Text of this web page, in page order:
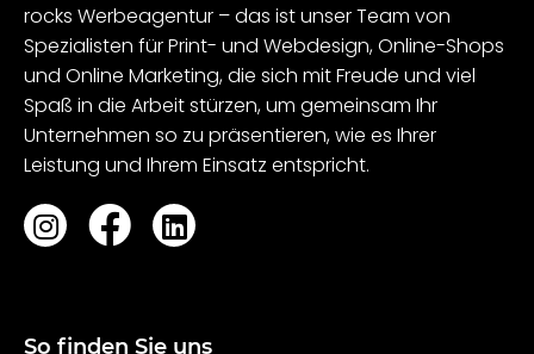
rocks Werbeagentur – das ist unser Team von
Spezialisten für Print- und Webdesign, Online-Shops
und Online Marketing, die sich mit Freude und viel
Spaß in die Arbeit stürzen, um gemeinsam Ihr
Unternehmen so zu präsentieren, wie es Ihrer
Leistung und Ihrem Einsatz entspricht.
So finden Sie uns